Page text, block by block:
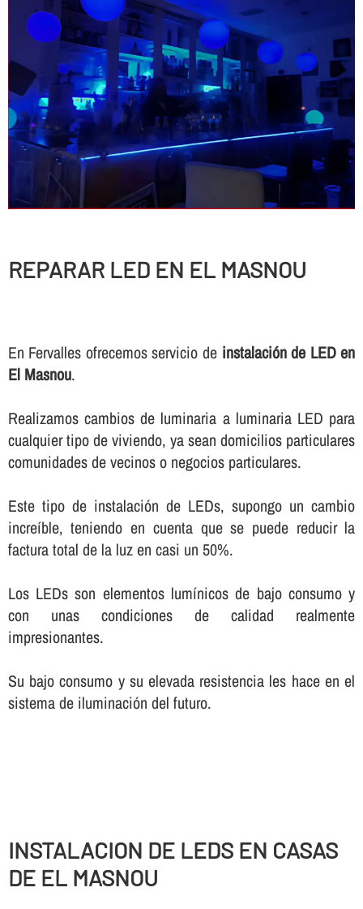
REPARAR LED EN EL MASNOU
En Fervalles ofrecemos servicio de instalación de LED en
El Masnou.
Realizamos cambios de luminaria a luminaria LED para
cualquier tipo de viviendo, ya sean domicilios particulares
comunidades de vecinos o negocios particulares.
Este tipo de instalación de LEDs, supongo un cambio
increí­ble, teniendo en cuenta que se puede reducir la
factura total de la luz en casi un 50%.
Los LEDs son elementos lumí­nicos de bajo consumo y
con unas condiciones de calidad realmente
impresionantes.
Su bajo consumo y su elevada resistencia les hace en el
sistema de iluminación del futuro.
INSTALACION DE LEDS EN CASAS
DE EL MASNOU